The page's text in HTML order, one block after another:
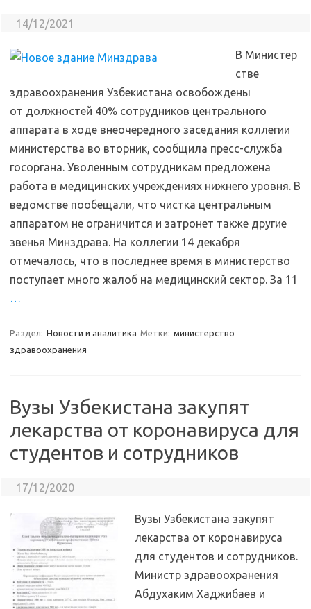
14/12/2021
В Министер
стве
здравоохранения Узбекистана освобождены
от должностей 40% сотрудников центрального
аппарата в ходе внеочередного заседания коллегии
министерства во вторник, сообщила пресс-служба
госоргана. Уволенным сотрудникам предложена
работа в медицинских учреждениях нижнего уровня. В
ведомстве пообещали, что чистка центральным
аппаратом не ограничится и затронет также другие
звенья Минздрава. На коллегии 14 декабря
отмечалось, что в последнее время в министерство
поступает много жалоб на медицинский сектор. За 11
…
Раздел: Новости и аналитика Метки: министерство
здравоохранения
Вузы Узбекистана закупят
лекарства от коронавируса для
студентов и сотрудников
17/12/2020
Вузы Узбекистана закупят
лекарства от коронавируса
для студентов и сотрудников.
Министр здравоохранения
Абдухаким Хаджибаев и